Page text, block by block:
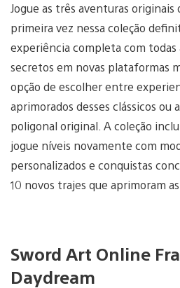
Jogue as três aventuras originais
primeira vez nessa coleção
experiência completa com todas
secretos em novas plataformas
opção de escolher entre
aprimorados desses clássicos ou
poligonal original. A coleção
jogue níveis novamente com
personalizados e conquistas
10 novos trajes que aprimoram
Sword Art Online
Daydream